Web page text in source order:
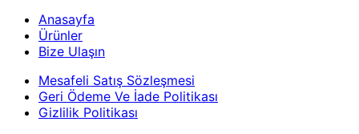
Anasayfa
Ürünler
Bize Ulaşın
Mesafeli Satış Sözleşmesi
Geri Ödeme Ve İade Politikası
Gizlilik Politikası